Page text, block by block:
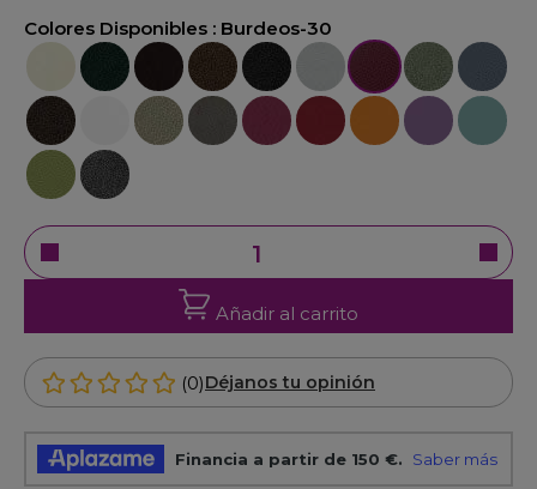
Colores Disponibles : Burdeos-30
Crema-22Verde-23Marrón-25
Oxido-26Negro-27Plata-29Burdeos-30
Verde-32Azúl-33
Bronce-34Blanco-36
Cava-38Natural-48
Fucsia-40Rojo-47Naranja-49Violeta-42
Azúl-52
Verde-45
Gris-21
Añadir al carrito
(0)Déjanos tu opinión